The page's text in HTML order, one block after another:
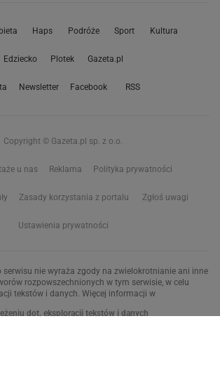
Haps Podróże Sport Kultura
Edziecko Plotek Gazeta.pl
Newsletter Facebook RSS
Copyright © Gazeta.pl sp. z o.o.
u nas Reklama Polityka prywatności
Zasady korzystania z portalu Zgłoś uwagi
Ustawienia prywatności
serwisu nie wyraża zgody na zwielokrotnianie ani inne
rozpowszechnionych w tym serwisie, w celu
tekstów i danych. Więcej informacji w
dot. eksploracji tekstów i danych